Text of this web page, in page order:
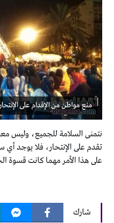
منع مواطن من الإقدام على الإنتحار
نتمنى السلامة للجميع، وليس
تقدم على الإنتحار، فلا يوجد
على هذا الأمر مهما كانت قسوة
شارك